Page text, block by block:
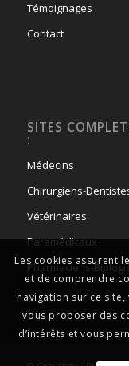
Témoignages
Contact
SITES
:
Médecins
Chirurgiens-
Vétérinaires
Paramédicaux
Pharmaciens-
Les cookies assurent
et de comprendre
navigation sur ce
vous proposer des
d’intérêts et vous